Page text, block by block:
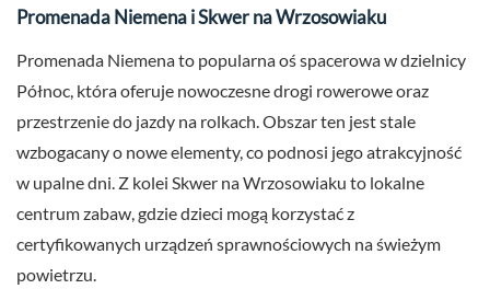
Promenada Niemena i Skwer na Wrzosowiaku
Promenada Niemena to popularna oś spacerowa w dzielnicy
Północ, która oferuje nowoczesne drogi rowerowe oraz
przestrzenie do jazdy na rolkach. Obszar ten jest stale
wzbogacany o nowe elementy, co podnosi jego atrakcyjność
w upalne dni. Z kolei Skwer na Wrzosowiaku to lokalne
centrum zabaw, gdzie dzieci mogą korzystać z
certyfikowanych urządzeń sprawnościowych na świeżym
powietrzu.